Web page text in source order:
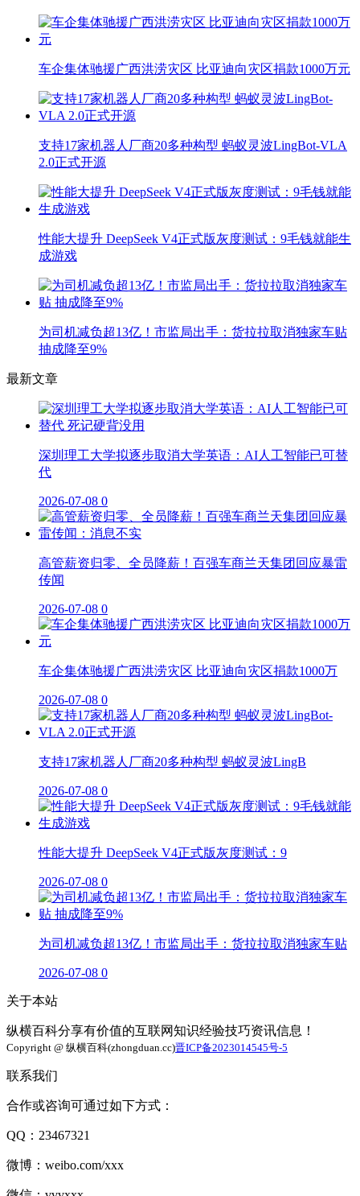
车企集体驰援广西洪涝灾区 比亚迪向灾区捐款1000万元
支持17家机器人厂商20多种构型 蚂蚁灵波LingBot-VLA
2.0正式开源
性能大提升 DeepSeek V4正式版灰度测试：9毛钱就能生
成游戏
为司机减负超13亿！市监局出手：货拉拉取消独家车贴
抽成降至9%
最新文章
深圳理工大学拟逐步取消大学英语：AI人工智能已可替
代
2026-07-08 0
高管薪资归零、全员降薪！百强车商兰天集团回应暴雷
传闻
2026-07-08 0
车企集体驰援广西洪涝灾区 比亚迪向灾区捐款1000万
2026-07-08 0
支持17家机器人厂商20多种构型 蚂蚁灵波LingB
2026-07-08 0
性能大提升 DeepSeek V4正式版灰度测试：9
2026-07-08 0
为司机减负超13亿！市监局出手：货拉拉取消独家车贴
2026-07-08 0
关于本站
纵横百科分享有价值的互联网知识经验技巧资讯信息！
Copyright @ 纵横百科(zhongduan.cc)晋ICP备2023014545号-5
联系我们
合作或咨询可通过如下方式：
QQ：23467321
微博：weibo.com/xxx